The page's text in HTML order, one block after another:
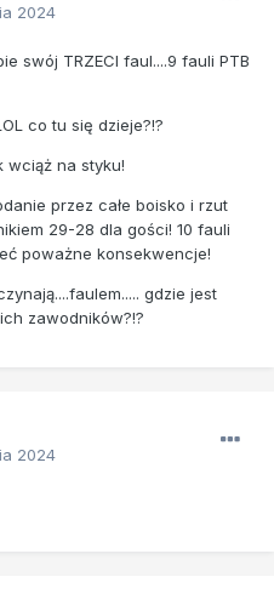
2024
swój TRZECI faul....9 fauli PTB
co tu się dzieje?!?
wciąż na styku!
przez całe boisko i rzut
29-28 dla gości! 10 fauli
poważne konsekwencje!
gdzie jest
zawodników?!?
2024